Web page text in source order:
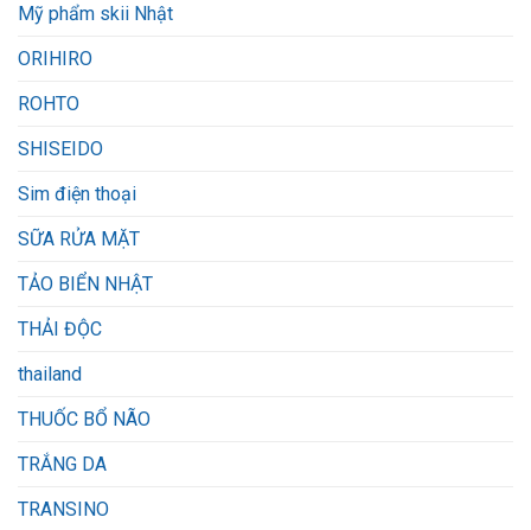
Mỹ phẩm skii Nhật
ORIHIRO
ROHTO
SHISEIDO
Sim điện thoại
SỮA RỬA MẶT
TẢO BIỂN NHẬT
THẢI ĐỘC
thailand
THUỐC BỔ NÃO
TRẮNG DA
TRANSINO